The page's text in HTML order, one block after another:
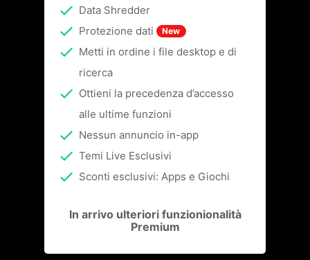
Data Shredder
Protezione dati
New
Metti in ordine i file desktop e di
ricerca
Ottieni la precedenza d’accesso
alle ultime funzioni
Nessun annuncio in-app
Temi Live Esclusivi
Sconti esclusivi: Apps e Giochi
In arrivo ulteriori funzionionalità
Premium